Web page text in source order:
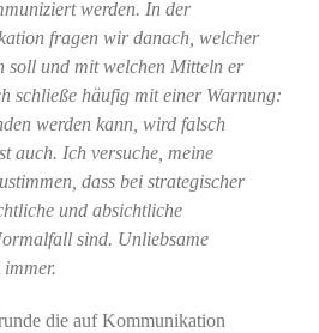
werden. In der
fragen wir danach, welcher
soll und mit welchen Mitteln er
schließe häufig mit einer Warnung:
werden kann, wird falsch
auch. Ich versuche, meine
dass bei strategischer
und absichtliche
sind. Unliebsame
die auf Kommunikation